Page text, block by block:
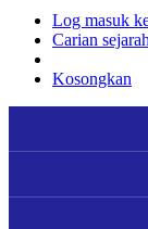
Log masuk
Carian sejarah
Kosongkan